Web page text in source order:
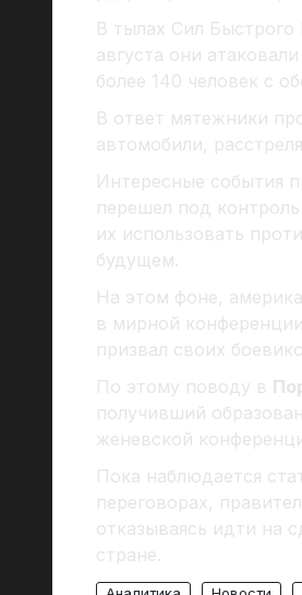
В тылах Сил Быстрого
августа они
более 140 человек с
В ответ мятежники
автомобили,
Интересные события
перешел под
их использовать
будущем.
На этом фоне,
в мирной
призвал своих
По этому поводу в
получивший
женевской
Пока наблюдается
переговорах,
отказываясь идти на
стране.